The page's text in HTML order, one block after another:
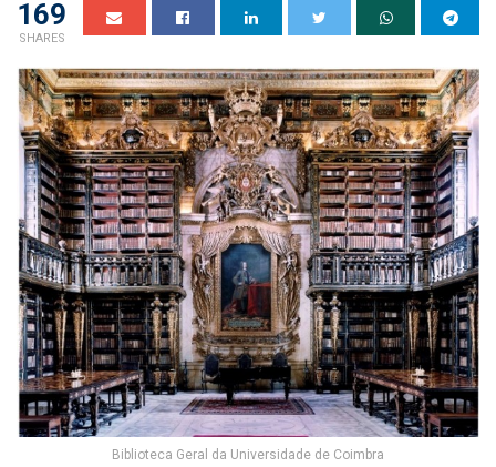
169
SHARES
Biblioteca Geral da Universidade de Coimbra